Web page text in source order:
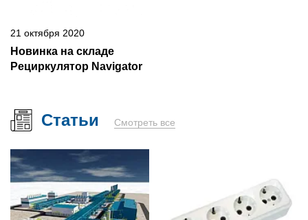
21 октября 2020
Новинка на складе
Рециркулятор Navigator
Статьи Смотреть все